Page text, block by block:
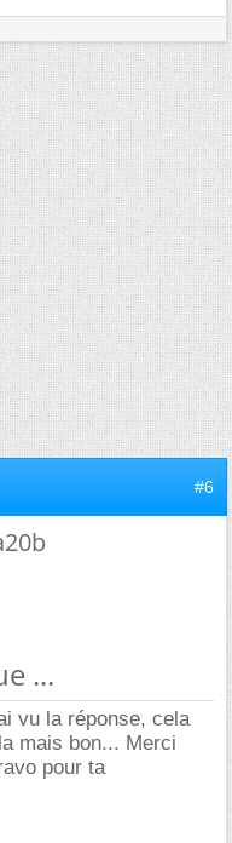
#6
...
vu la réponse, cela
mais bon... Merci
pour ta